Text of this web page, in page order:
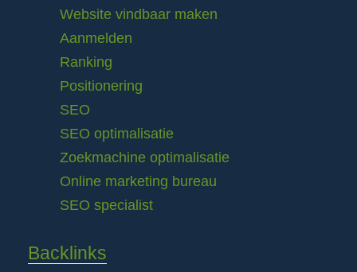
Website vindbaar maken
Aanmelden
Ranking
Positionering
SEO
SEO optimalisatie
Zoekmachine optimalisatie
Online marketing bureau
SEO specialist
Backlinks